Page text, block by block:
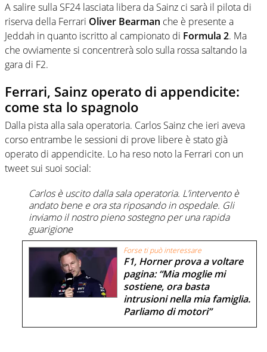
A salire sulla SF24 lasciata libera da Sainz ci sarà il pilota di
riserva della Ferrari Oliver Bearman che è presente a
Jeddah in quanto iscritto al campionato di Formula 2. Ma
che ovviamente si concentrerà solo sulla rossa saltando la
gara di F2.
Ferrari, Sainz operato di appendicite:
come sta lo spagnolo
Dalla pista alla sala operatoria. Carlos Sainz che ieri aveva
corso entrambe le sessioni di prove libere è stato già
operato di appendicite. Lo ha reso noto la Ferrari con un
tweet sui suoi social:
Carlos è uscito dalla sala operatoria. L’intervento è
andato bene e ora sta riposando in ospedale. Gli
inviamo il nostro pieno sostegno per una rapida
guarigione
Forse ti può interessare
F1, Horner prova a voltare
pagina: “Mia moglie mi
sostiene, ora basta
intrusioni nella mia famiglia.
Parliamo di motori”